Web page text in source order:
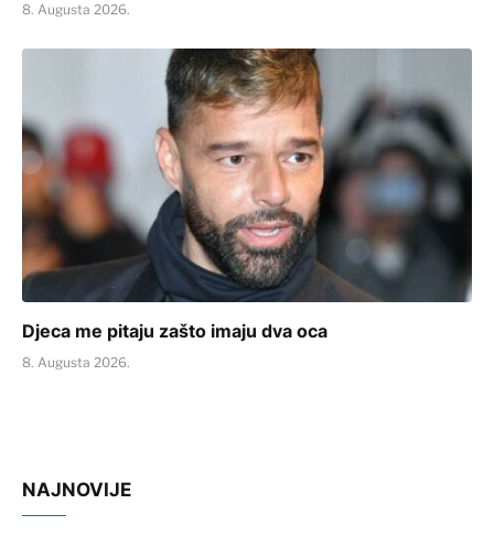
8. Augusta 2026.
Djeca me pitaju zašto imaju dva oca
8. Augusta 2026.
NAJNOVIJE